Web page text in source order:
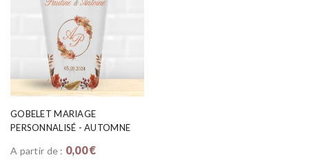
GOBELET MARIAGE
PERSONNALISÉ - AUTOMNE
A partir de : 0,00 €